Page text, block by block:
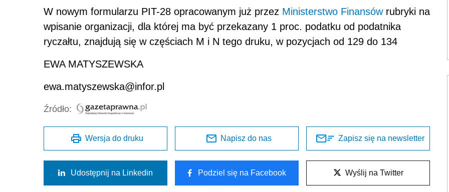
W nowym formularzu PIT-28 opracowanym już przez Ministerstwo Finansówrubryki na
wpisanie organizacji, dla której ma być przekazany 1 proc. podatku od podatnika
ryczałtu, znajdują się w częściach M i N tego druku, w pozycjach od 129 do 134
EWA MATYSZEWSKA
ewa.matyszewska@infor.pl
Źródło:
Wersja do druku Napisz do nas Zapisz się na newsletter
Udostępnij na Linkedin Podziel się na Facebook Wyślij na Twitter